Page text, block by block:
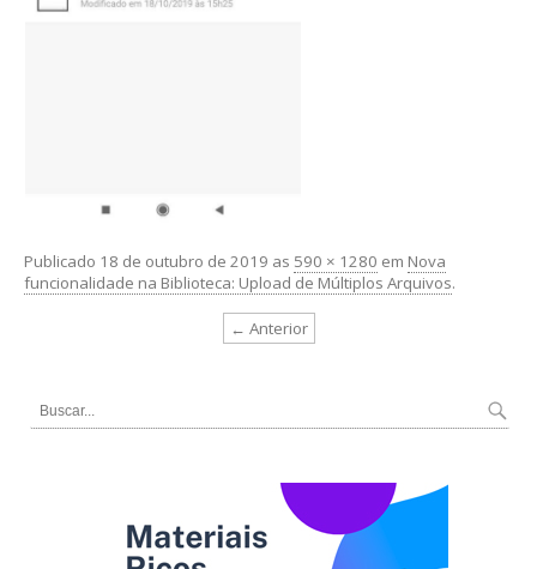
Publicado 18 de outubro de 2019 as 590 × 1280 em Nova
funcionalidade na Biblioteca: Upload de Múltiplos Arquivos.
← Anterior